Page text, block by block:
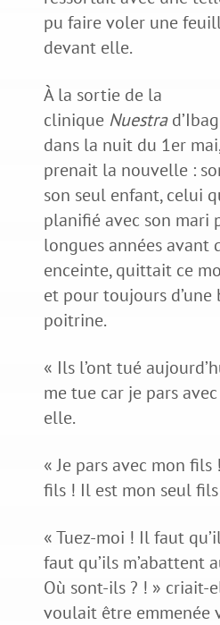
pu faire voler une
devant elle.
À la sortie de la
clinique Nuestra
dans la nuit du 1er
prenait la nouvelle :
son seul enfant, celui
planifié avec son mari
longues années avant
enceinte, quittait ce
et pour toujours d’une
poitrine.
« Ils l’ont tué
me tue car je pars
elle.
« Je pars avec mon fils
fils ! Il est mon seul
« Tuez-moi ! Il faut
faut qu’ils m’abattent
Où sont-ils ? ! » criait-
voulait être emmenée